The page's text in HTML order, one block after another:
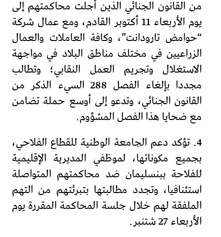
من القانون الجنائي الذين أجلت محاكمتهم إلى
يوم الأربعاء 11 أكتوبر القادم، ومع عمال شركة
“حوامض تارودانت”، وكافة العاملات والعمال
الزراعيين في مختلف مناطق البلاد في مواجهة
الاستغلال وتجريم العمل النقابي؛ وتطالب
مجددا بإلغاء الفصل 288 السيء الذكر من
القانون الجنائي، وتدعو إلى أوسع حملة تضامن
مع ضحايا هذا الفصل المشؤوم.
4. تؤكد دعم الجامعة الوطنية للقطاع الفلاحي،
بجميع مكوناتها، لموظفي المديرية الإقليمية
للفلاحة ببنسليمان ضد محاكمتهم المتواصلة
استئنافيا، وتجدد مطالبتها بتبرئتهم من التهم
الملفقة لهم خلال جلسة المحاكمة المقررة يوم
الأربعاء 27 شتنبر.